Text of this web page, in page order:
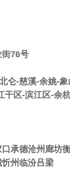
76号
仑-慈溪-余姚-
区-滨江区-余
承德沧州廊坊
州临汾吕梁